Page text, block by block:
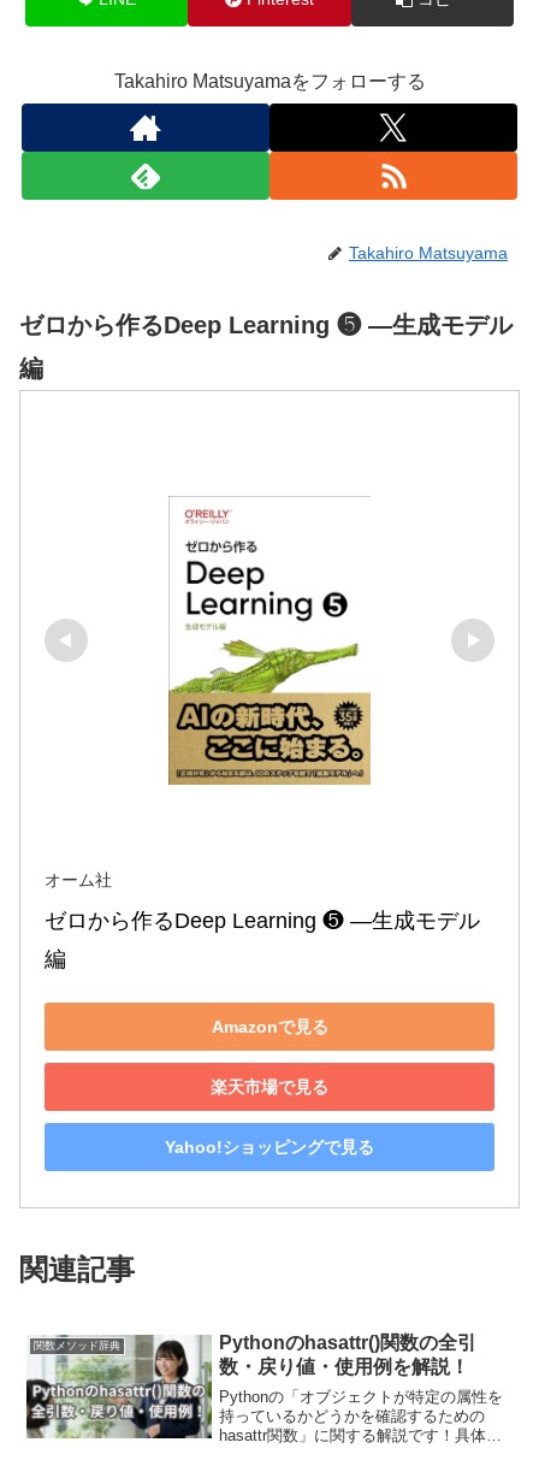
Takahiro Matsuyamaをフォローする
Takahiro Matsuyama
ゼロから作るDeep Learning ❺ ―生成モデル
編
オーム社
ゼロから作るDeep Learning ❺ ―生成モデル
編
Amazonで見る
楽天市場で見る
Yahoo!ショッピングで見る
関連記事
関数メソッド辞典
Pythonのhasattr()関数の全引
数・戻り値・使用例を解説！
Pythonの「オブジェクトが特定の属性を
持っているかどうかを確認するための
hasattr関数」に関する解説です！具体的